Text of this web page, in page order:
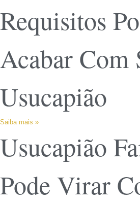
Requisitos
Acabar Com
Usucapião
Saiba mais »
Usucapião
Pode Virar